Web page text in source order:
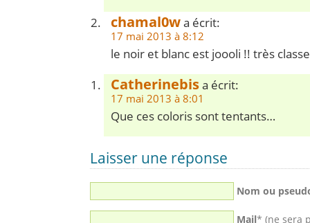
chamal0wa écrit:
17 mai 2013 à 8:12
le noir et blanc est joooli !! très
Catherinebisa écrit:
17 mai 2013 à 8:01
Que ces coloris sont tentants…
Laisser une réponse
Nom ou
Mail* (ne sera